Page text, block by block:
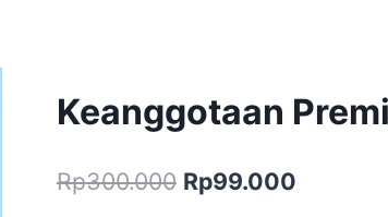
Keanggotaan
Rp300.000 Harga
Rp99.000Harga